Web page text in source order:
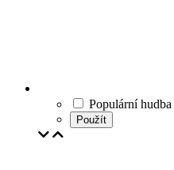
Populární hudba
Použít